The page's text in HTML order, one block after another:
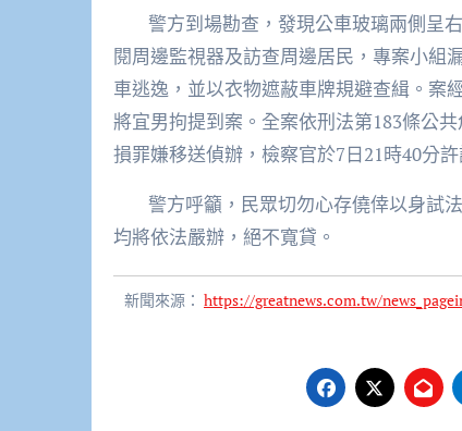
警方到場勘查，發現公車玻璃兩側呈右
閱周邊監視器及訪查周邊居民，專案小組
車逃逸，並以衣物遮蔽車牌規避查緝。案
將宜男拘提到案。全案依刑法第183條公
損罪嫌移送偵辦，檢察官於7日21時40分
警方呼籲，民眾切勿心存僥倖以身試法
均將依法嚴辦，絕不寬貸。
新聞來源： https://greatnews.com.tw/